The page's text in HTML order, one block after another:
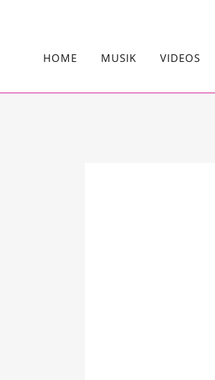
HOME MUSIK VIDEOS